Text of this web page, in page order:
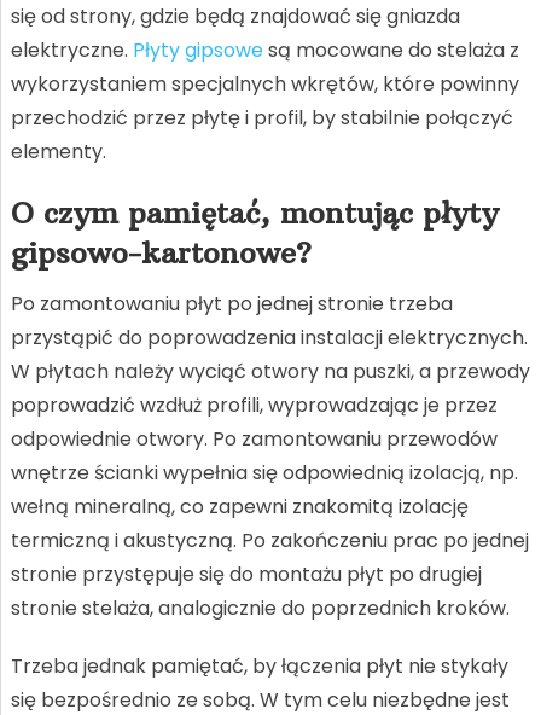
się od strony, gdzie będą znajdować się gniazda
elektryczne. Płyty gipsowesą mocowane do stelaża z
wykorzystaniem specjalnych wkrętów, które powinny
przechodzić przez płytę i profil, by stabilnie połączyć
elementy.
O czym pamiętać, montując płyty
gipsowo-kartonowe?
Po zamontowaniu płyt po jednej stronie trzeba
przystąpić do poprowadzenia instalacji elektrycznych.
W płytach należy wyciąć otwory na puszki, a przewody
poprowadzić wzdłuż profili, wyprowadzając je przez
odpowiednie otwory. Po zamontowaniu przewodów
wnętrze ścianki wypełnia się odpowiednią izolacją, np.
wełną mineralną, co zapewni znakomitą izolację
termiczną i akustyczną. Po zakończeniu prac po jednej
stronie przystępuje się do montażu płyt po drugiej
stronie stelaża, analogicznie do poprzednich kroków.
Trzeba jednak pamiętać, by łączenia płyt nie stykały
się bezpośrednio ze sobą. W tym celu niezbędne jest